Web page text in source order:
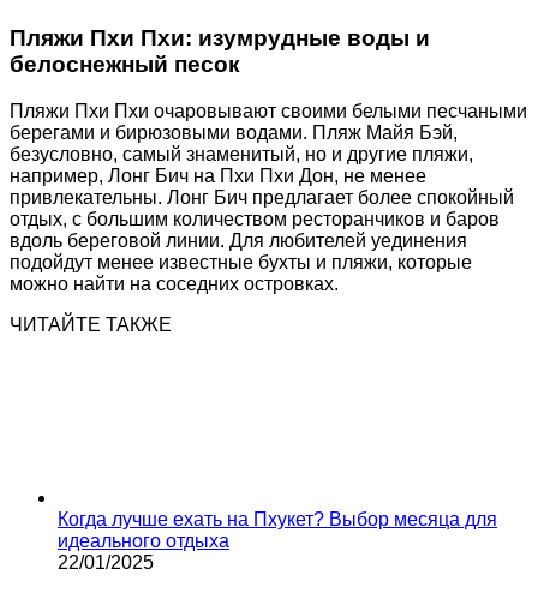
Пляжи Пхи Пхи: изумрудные воды и
белоснежный песок
Пляжи Пхи Пхи очаровывают своими белыми песчаными
берегами и бирюзовыми водами. Пляж Майя Бэй,
безусловно, самый знаменитый, но и другие пляжи,
например, Лонг Бич на Пхи Пхи Дон, не менее
привлекательны. Лонг Бич предлагает более спокойный
отдых, с большим количеством ресторанчиков и баров
вдоль береговой линии. Для любителей уединения
подойдут менее известные бухты и пляжи, которые
можно найти на соседних островках.
ЧИТАЙТЕ ТАКЖЕ
Когда лучше ехать на Пхукет? Выбор месяца для
идеального отдыха
22/01/2025